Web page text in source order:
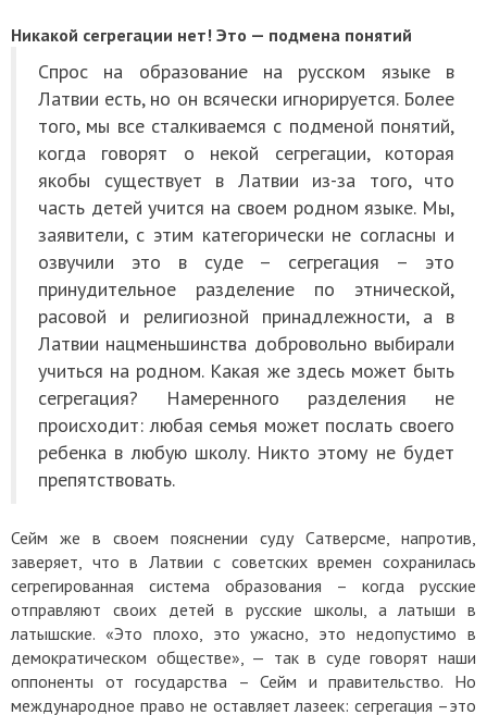
Никакой сегрегации нет! Это — подмена понятий
Спрос на образование на русском языке в
Латвии есть, но он всячески игнорируется. Более
того, мы все сталкиваемся с подменой понятий,
когда говорят о некой сегрегации, которая
якобы существует в Латвии из-за того, что
часть детей учится на своем родном языке. Мы,
заявители, с этим категорически не согласны и
озвучили это в суде – сегрегация – это
принудительное разделение по этнической,
расовой и религиозной принадлежности, а в
Латвии нацменьшинства добровольно выбирали
учиться на родном. Какая же здесь может быть
сегрегация? Намеренного разделения не
происходит: любая семья может послать своего
ребенка в любую школу. Никто этому не будет
препятствовать.
Сейм же в своем пояснении суду Сатверсме, напротив,
заверяет, что в Латвии с советских времен сохранилась
сегрегированная система образования – когда русские
отправляют своих детей в русские школы, а латыши в
латышские. «Это плохо, это ужасно, это недопустимо в
демократическом обществе», — так в суде говорят наши
оппоненты от государства – Сейм и правительство. Но
международное право не оставляет лазеек: сегрегация –это